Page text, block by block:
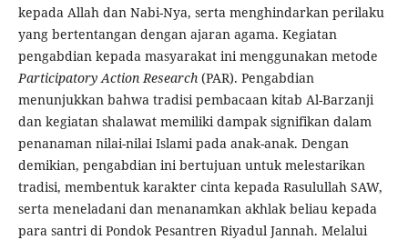
kepada Allah dan Nabi-Nya, serta menghindarkan perilaku
yang bertentangan dengan ajaran agama. Kegiatan
pengabdian kepada masyarakat ini menggunakan metode
Participatory Action Research(PAR). Pengabdian
menunjukkan bahwa tradisi pembacaan kitab Al-Barzanji
dan kegiatan shalawat memiliki dampak signifikan dalam
penanaman nilai-nilai Islami pada anak-anak. Dengan
demikian, pengabdian ini bertujuan untuk melestarikan
tradisi, membentuk karakter cinta kepada Rasulullah SAW,
serta meneladani dan menanamkan akhlak beliau kepada
para santri di Pondok Pesantren Riyadul Jannah. Melalui